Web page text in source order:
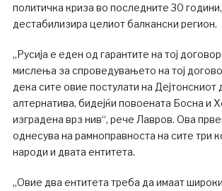
политичка криза во последните 30
дестабилизира целиот балкански регион.
„Русија е еден од гарантите на тој
мислења за спроведувањето на тој
дека сите овие постулати на Дејтонскиот
алтернатива, бидејќи повоената Босна и
изградена врз нив“, рече Лавров. Ова
однесува на рамноправноста на сите три
народи и двата ентитета.
„Овие два ентитета треба да имаат